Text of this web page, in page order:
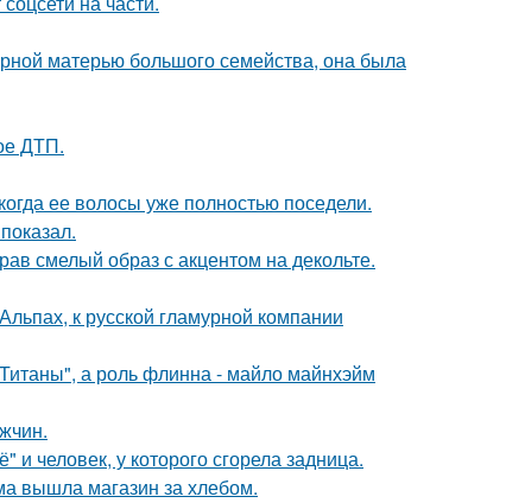
матерью большого семейства, она была
ДТП.
ее волосы уже полностью поседели.
смелый образ с акцентом на декольте.
к русской гламурной компании
а роль флинна - майло майнхэйм
человек, у которого сгорела задница.
вышла магазин за хлебом.